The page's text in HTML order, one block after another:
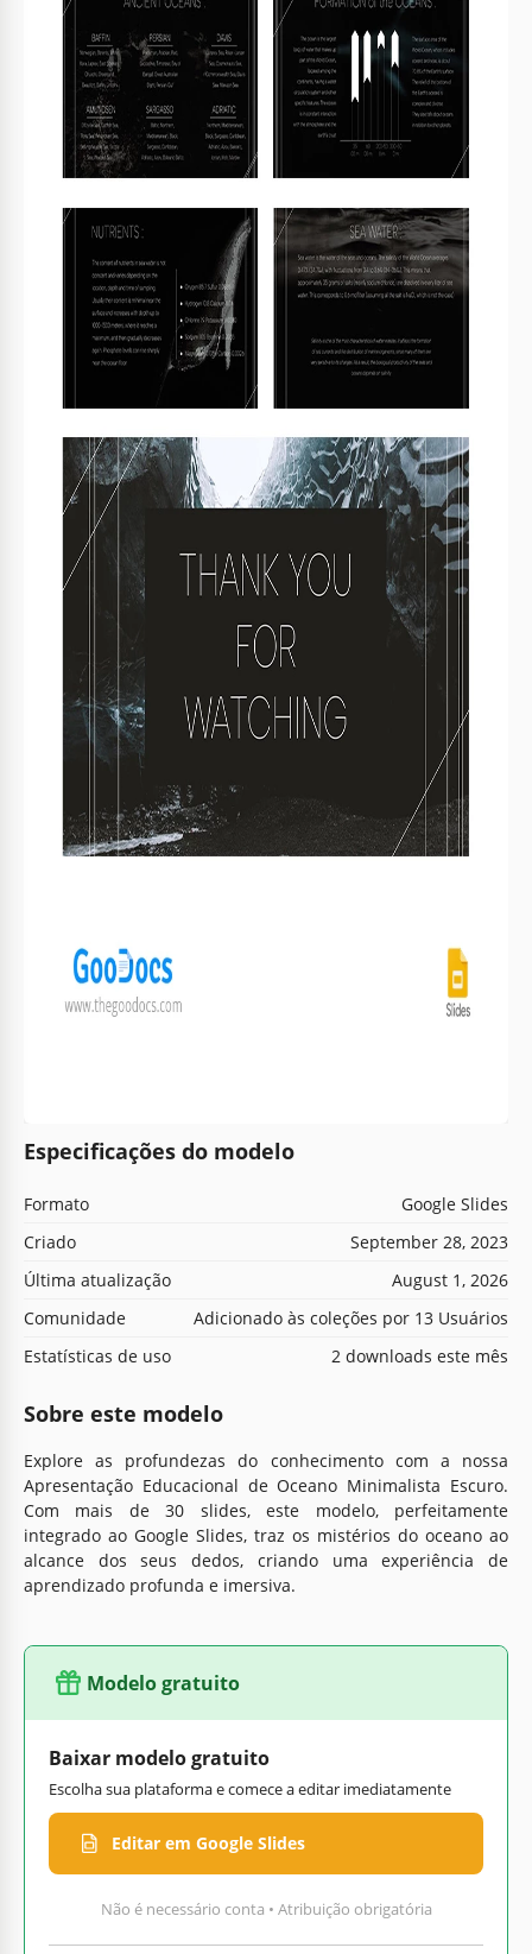
Especificações do modelo
Formato
Google Slides
Criado
September 28, 2023
Última atualização
August 1, 2026
Comunidade
Adicionado às coleções por 13 Usuários
Estatísticas de uso
2 downloads este mês
Sobre este modelo
Explore as profundezas do conhecimento com a nossa
Apresentação Educacional de Oceano Minimalista Escuro.
Com mais de 30 slides, este modelo, perfeitamente
integrado ao Google Slides, traz os mistérios do oceano ao
alcance dos seus dedos, criando uma experiência de
aprendizado profunda e imersiva.
Modelo gratuito
Baixar modelo gratuito
Escolha sua plataforma e comece a editar imediatamente
Editar em Google Slides
Não é necessário conta • Atribuição obrigatória